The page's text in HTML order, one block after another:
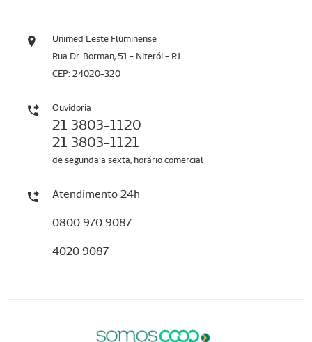
Unimed Leste Fluminense
Rua Dr. Borman, 51 - Niterói - RJ
CEP: 24020-320
Ouvidoria
21 3803-1120
21 3803-1121
de segunda a sexta, horário comercial
Atendimento 24h
0800 970 9087
4020 9087